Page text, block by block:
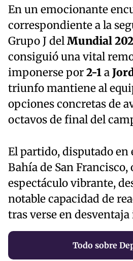
En un emocionante
correspondiente a la
Grupo J delMundial
consiguió una vital
imponerse por2-1a
triunfo mantiene al
opciones concretas de
octavos de final del
El partido, disputado en
Bahía de San
espectáculo vibrante,
notable capacidad de
tras verse en
Todo sobre